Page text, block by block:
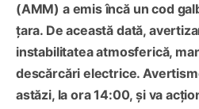
(AMM) a emis încă un cod
țara. De această dată,
instabilitatea atmosferică,
descărcări electrice.
astăzi, la ora 14:00, și va